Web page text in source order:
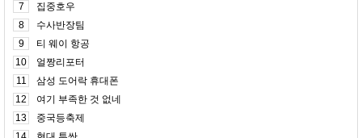
7
집중호우
8
수사반장팀
9
티 웨이 항공
10
얼짱리포터
11
삼성 도어락 휴대폰
12
여기 부족한 것 없네
13
중국등축제